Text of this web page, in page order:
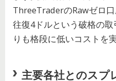
ThreeTraderのRawゼロ
往復4ドルという破格の
りも格段に低いコストを
主要各社とのスプ